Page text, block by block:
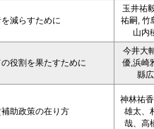
減らすために
玉井祐
祐嗣, 竹
山内
役割を果たすために
今井大
優,浜崎
縣
助政策の在り方
神林祐
雄太、
哉、高